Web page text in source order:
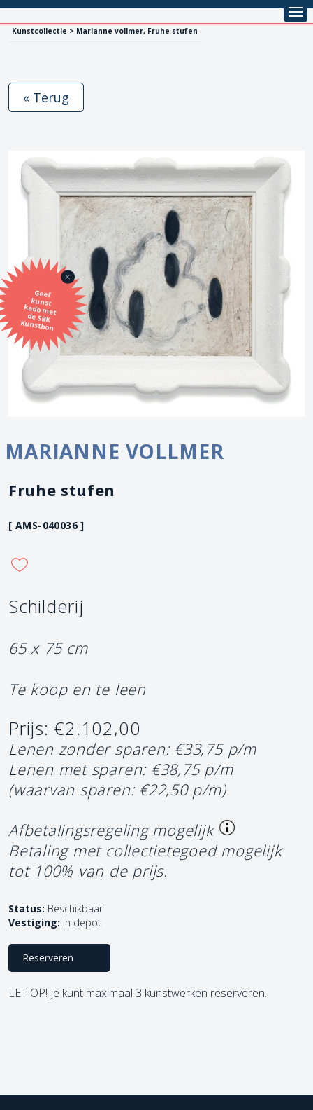
Kunstcollectie > Marianne vollmer, Fruhe stufen
Geef
kunst
kado met
de SBK
Kunstbon
« Terug
MARIANNE VOLLMER
Fruhe stufen
[ AMS-040036 ]
Schilderij
65 x 75 cm
Te koop en te leen
Prijs: €2.102,00
Lenen zonder sparen: €33,75 p/m
Lenen met sparen: €38,75 p/m
(waarvan sparen: €22,50 p/m)
Afbetalingsregeling mogelijk
Betaling met collectietegoed mogelijk
tot 100% van de prijs.
Status: Beschikbaar
Vestiging: In depot
Reserveren
LET OP! Je kunt maximaal 3 kunstwerken reserveren.